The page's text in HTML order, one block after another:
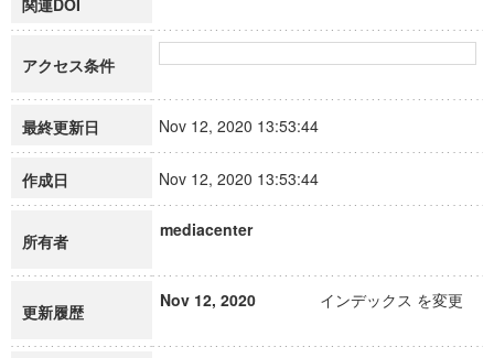
関連DOI
アクセス条件
最終更新日 Nov 12, 2020 13:53:44
作成日 Nov 12, 2020 13:53:44
所有者
mediacenter
更新履歴
Nov 12, 2020 インデックス を変更